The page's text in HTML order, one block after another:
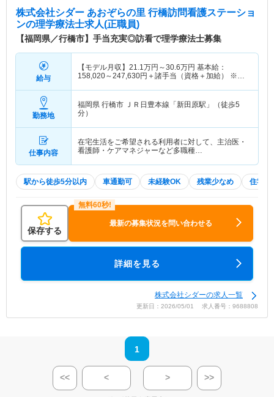
株式会社シダー あおぞらの里 行橋訪問看護ステーショ
ンの理学療法士求人(正職員)
【福岡県／行橋市】手当充実◎訪看で理学療法士募集
給与
【モデル月収】 21.1万円～30.6万円 基本給：
158,020～247,630円＋諸手当（資格＋加給） ※基
勤務地
福岡県 行橋市 ＪＲ日豊本線「新田原駅」（徒歩5
分）
仕事内容
在宅生活をご希望される利用者に対して、主治医・
看護師・ケアマネジャーなど多職種…
駅から徒歩5分以内 車通勤可 未経験OK 残業少なめ 住宅手
保存する
最新の募集状況を問い合わせる
詳細を見る
株式会社シダーの求人一覧
更新日：2026/05/01 求人番号：9688808
1
<< < > >>